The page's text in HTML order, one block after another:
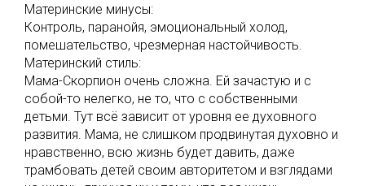
Материнские минусы:
Контроль, паранойя, эмоциональный холод,
помешательство, чрезмерная настойчивость.
Материнский стиль:
Мама-Скорпион очень сложна. Ей зачастую и с
собой-то нелегко, не то, что с собственными
детьми. Тут всё зависит от уровня ее духовного
развития. Мама, не слишком продвинутая духовно и
нравственно, всю жизнь будет давить, даже
трамбовать детей своим авторитетом и взглядами